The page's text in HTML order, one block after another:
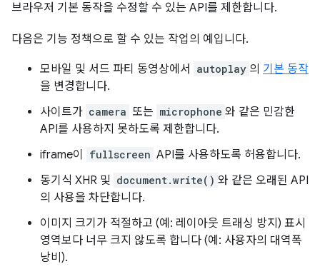
브라우저 기본 동작을 수정할 수 있는 API를 제한합니다.
다음은 기능 정책으로 할 수 있는 작업의 예입니다.
모바일 및 서드 파티 동영상에서 autoplay 의 기본 동작
을 변경합니다.
사이트가 camera 또는 microphone 와 같은 민감한
API를 사용하지 못하도록 제한합니다.
iframe이
fullscreen API를 사용하도록 허용합니다.
동기식 XHR 및 document.write() 와 같은 오래된 API
의 사용을 차단합니다.
이미지 크기가 적절하고 (예: 레이아웃 트래싱 방지) 표시
영역보다 너무 크지 않도록 합니다 (예: 사용자의 대역폭
낭비).